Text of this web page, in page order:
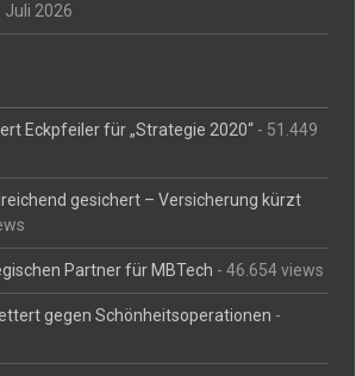
Juli 2026
Eckpfeiler für „Strategie 2020“ - 51.449
gesichert – Versicherung kürzt
Partner für MBTech - 46.654 views
gegen Schönheitsoperationen -